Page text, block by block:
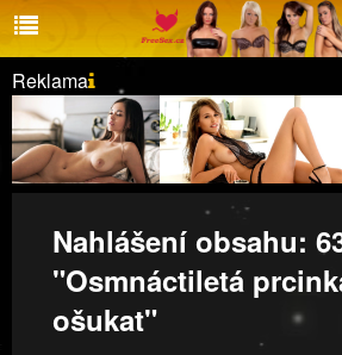
Reklama
Nahlášení obsahu:
"Osmnáctiletá
ošukat"